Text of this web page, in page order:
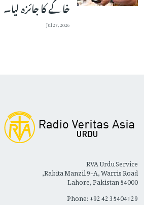
خاکے کا جائزہ لیا۔
Jul 27, 2026
RVA Urdu Service
Rabita Manzil 9-A, Warris Road,
Lahore, Pakistan 54000
Phone: +92 42 35404129